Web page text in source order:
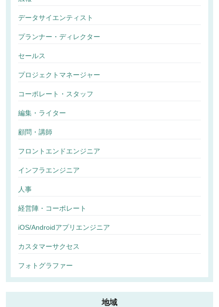
データサイエンティスト
プランナー・ディレクター
セールス
プロジェクトマネージャー
コーポレート・スタッフ
編集・ライター
顧問・講師
フロントエンドエンジニア
インフラエンジニア
人事
経営陣・コーポレート
iOS/Androidアプリエンジニア
カスタマーサクセス
フォトグラファー
地域